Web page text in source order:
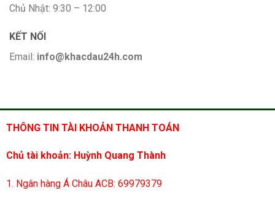
Chủ Nhật: 9:30 – 12:00
KẾT NỐI
Email: info@khacdau24h.com
THÔNG TIN TÀI KHOẢN THANH TOÁN
Chủ tài khoản: Huỳnh Quang Thành
1. Ngân hàng Á Châu ACB: 69979379